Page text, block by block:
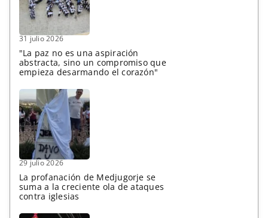
31 julio 2026
"La paz no es una aspiración
abstracta, sino un compromiso que
empieza desarmando el corazón"
29 julio 2026
La profanación de Medjugorje se
suma a la creciente ola de ataques
contra iglesias